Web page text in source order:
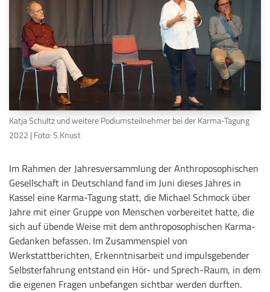
Katja Schultz und weitere Podiumsteilnehmer bei der Karma-Tagung
2022 | Foto: S.Knust
Im Rahmen der Jahresversammlung der Anthroposophischen
Gesellschaft in Deutschland fand im Juni dieses Jahres in
Kassel eine Karma-Tagung statt, die Michael Schmock über
Jahre mit einer Gruppe von Menschen vorbereitet hatte, die
sich auf übende Weise mit dem anthroposophischen Karma-
Gedanken befassen. Im Zusammenspiel von
Werkstattberichten, Erkenntnisarbeit und impulsgebender
Selbsterfahrung entstand ein Hör- und Sprech-Raum, in dem
die eigenen Fragen unbefangen sichtbar werden durften.